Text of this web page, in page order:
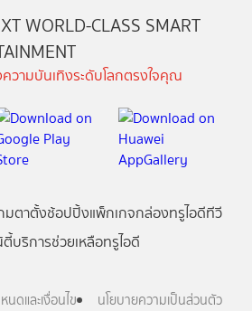
WORLD-CLASS SMART
วามบันเทิงระดับโลกตรงใจคุณ
มตาตั้งช้อปปิ้งแพ็กเกจกล่องทรูไอดีทีวี
บริการช่วยเหลือทรูไอดี
นดและเงื่อนไข
นโยบายความเป็นส่วนตัว